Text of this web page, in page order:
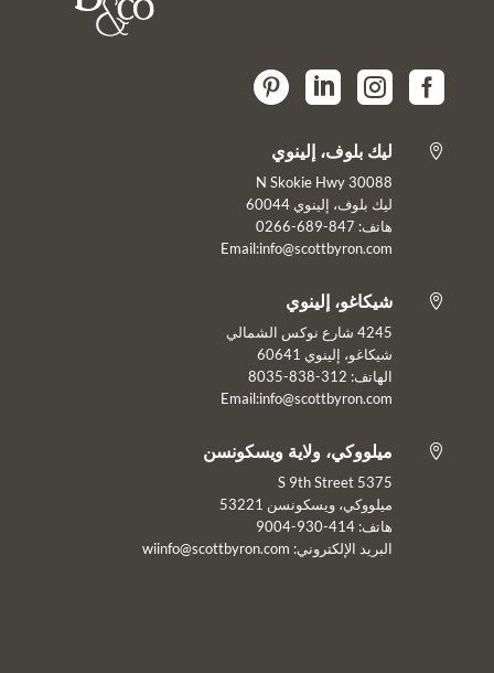




 ليك بلوف، إلينوي
30088 N Skokie Hwy
ليك بلوف، إلينوي 60044
هاتف: 847-689-0266
Email:info@scottbyron.com
 شيكاغو، إلينوي
4245 شارع نوكس الشمالي
شيكاغو، إلينوي 60641
الهاتف: 312-838-8035
Email:info@scottbyron.com
 ميلووكي، ولاية ويسكونسن
5375 S 9th Street
ميلووكي، ويسكونسن 53221
هاتف: 414-930-9004
البريد الإلكتروني: wiinfo@scottbyron.com